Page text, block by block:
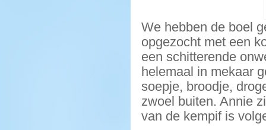
We hebben de boel
opgezocht met een
een schitterende
helemaal in mekaar
soepje, broodje,
zwoel buiten. Annie
van de kempif is